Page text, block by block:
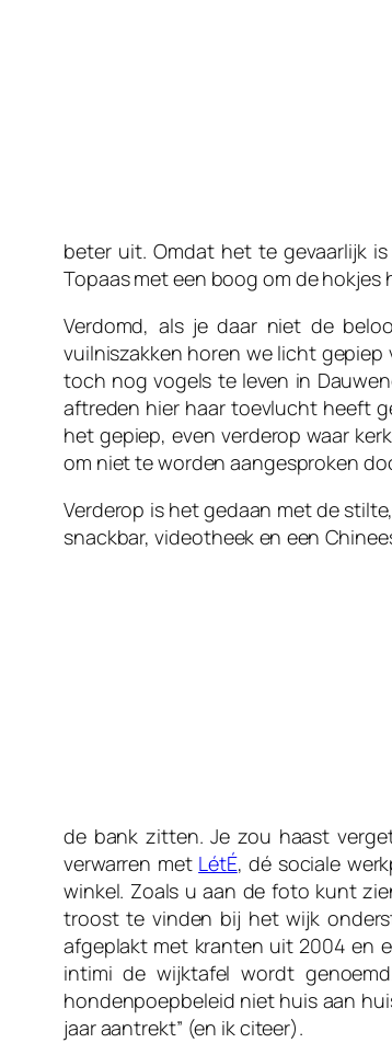
beter uit. Omdat het te gevaarlijk
Topaas met een boog om de hokjes
Verdomd, als je daar niet de
vuilniszakken horen we licht
toch nog vogels te leven in
aftreden hier haar toevlucht heeft
het gepiep, even verderop waar
om niet te worden aangesproken
Verderop is het gedaan met de
snackbar, videotheek en een
de bank zitten. Je zou haast
verwarren met LétÉ, dé sociale
winkel. Zoals u aan de foto kunt
troost te vinden bij het wijk
afgeplakt met kranten uit 2004 en
intimi de wijktafel wordt
hondenpoepbeleid niet huis aan
jaar aantrekt” (en ik citeer).